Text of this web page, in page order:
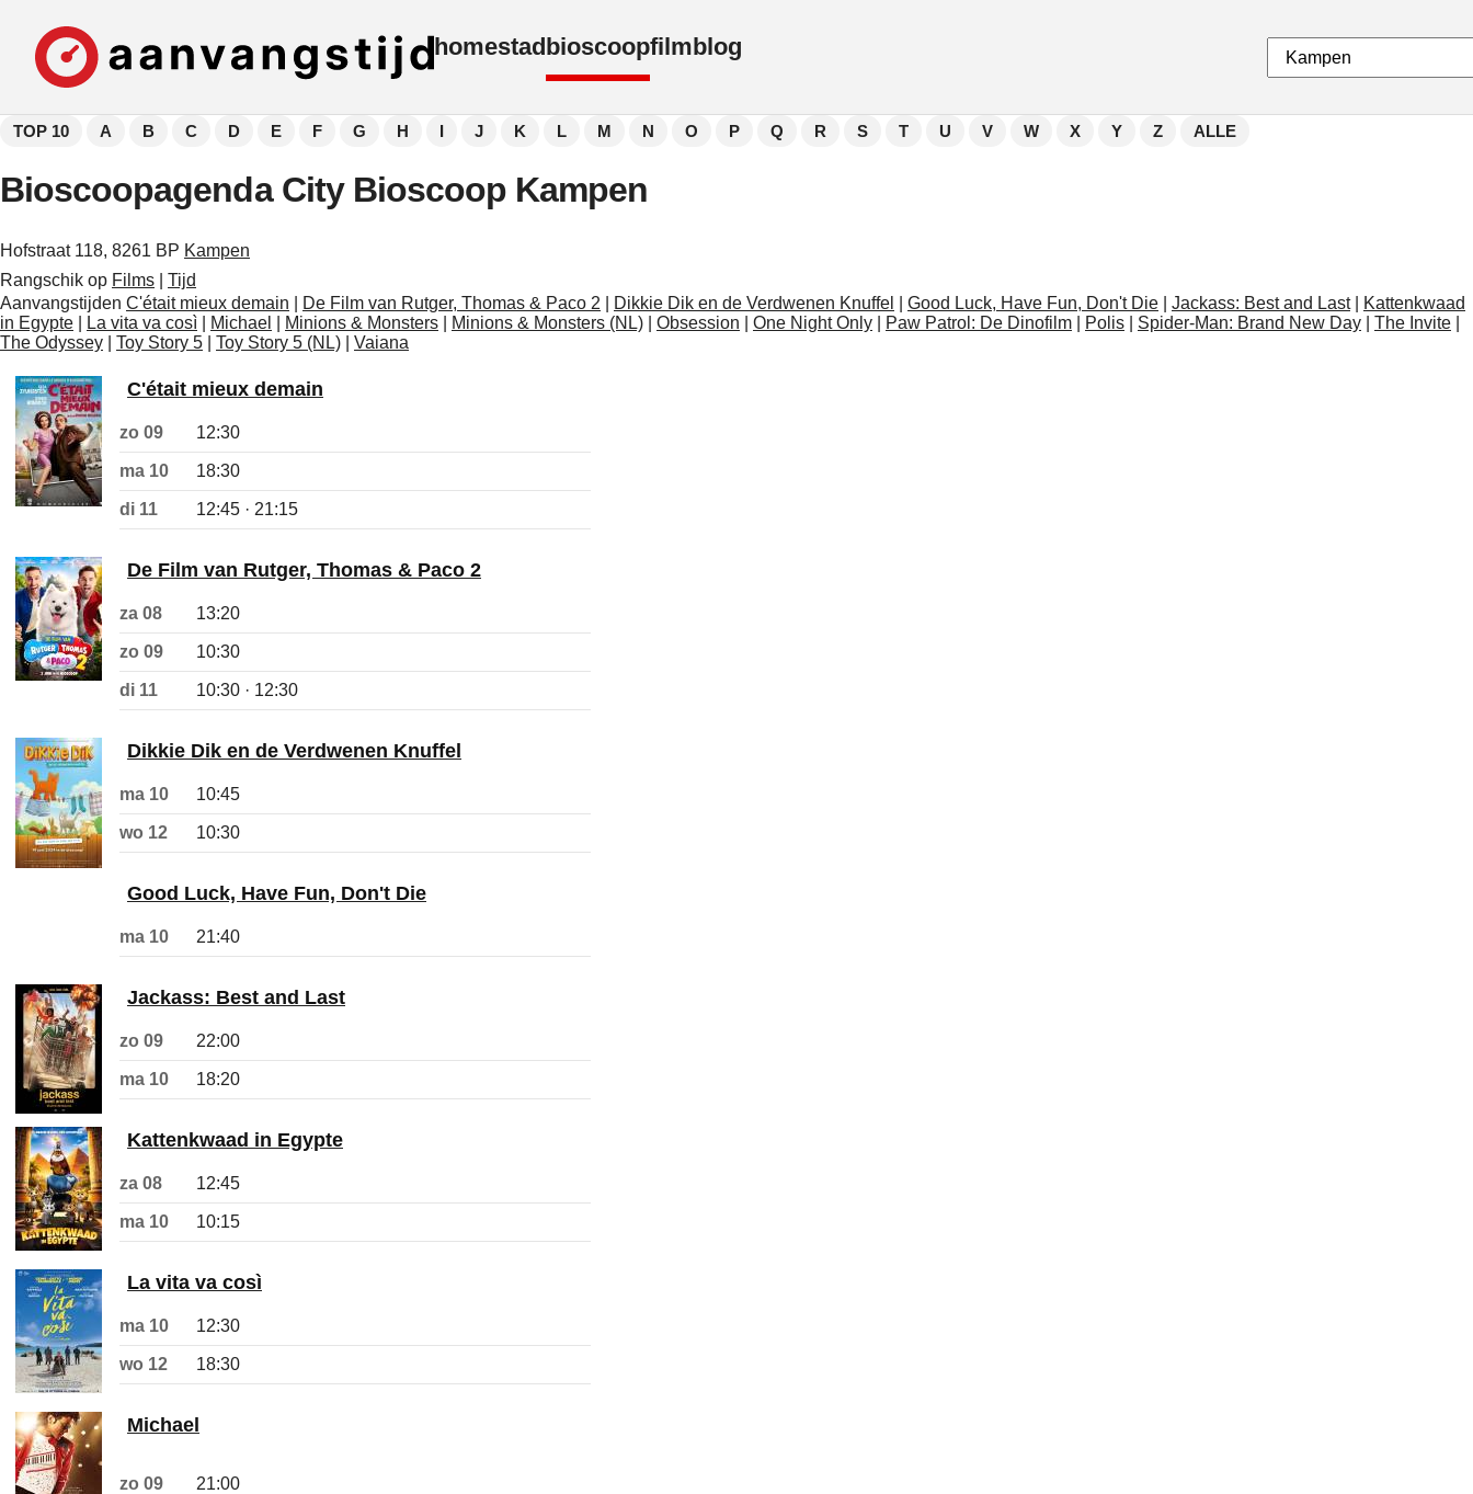
homestadbioscoopfilmblog
TOP 10 A B C D E F G H I J K L M N O P Q R S T U V W X Y Z ALLE
Bioscoopagenda City Bioscoop Kampen
Hofstraat 118, 8261 BP Kampen
Rangschik op Films
Tijd
Aanvangstijden C'était mieux demain De Film van Rutger, Thomas & Paco 2 Dikkie Dik en de Verdwenen Knuffel Good Luck, Have Fun, Don't Die Jackass: Best and Last|
Kattenkwaad
in Egypte
La vita va così Michael Minions & Monsters Minions & Monsters (NL) Obsession One Night Only Paw Patrol: De Dinofilm Polis Spider-Man: Brand New Day The Invite
The Odyssey
Toy Story 5 Toy Story 5 (NL) Vaiana
C'était mieux demain
zo 09 12:30
ma 10 18:30
di 11 12:45 · 21:15
De Film van Rutger, Thomas & Paco 2
za 08 13:20
zo 09 10:30
di 11 10:30 · 12:30
Dikkie Dik en de Verdwenen Knuffel
ma 10 10:45
wo 12 10:30
Good Luck, Have Fun, Don't Die
ma 10 21:40
Jackass: Best and Last
zo 09 22:00
ma 10 18:20
Kattenkwaad in Egypte
za 08 12:45
ma 10 10:15
La vita va così
ma 10 12:30
wo 12 18:30
Michael
zo 09 21:00